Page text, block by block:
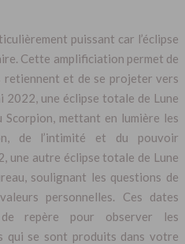
puissant car l’éclipse
Cette amplificiation permet de
retiennent et de se projeter vers
2022, une éclipse totale de Lune
Scorpion, mettant en lumière les
de l’intimité et du pouvoir
une autre éclipse totale de Lune
soulignant les questions de
personnelles. Ces dates
repère pour observer les
qui se sont produits dans votre